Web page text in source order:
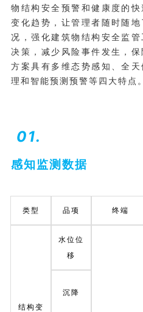
物结构安全预警和健康度的
变化趋势，让管理者随时随
况，强化建筑物结构安全监
决策，减少风险事件发生，
方案具有多维态势感知、全
理和智能预测预警等四大特点。
01.
感知监测数据
类型 品项 终端
结构变
水位位
移
沉降